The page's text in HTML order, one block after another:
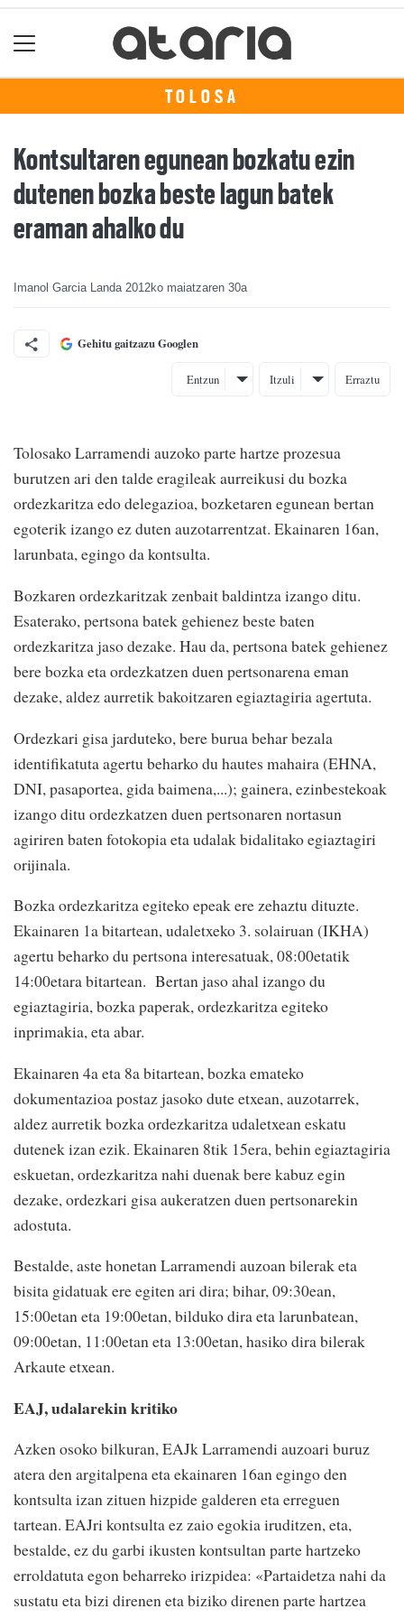
TOLOSA
Kontsultaren egunean bozkatu ezin
dutenen bozka beste lagun batek
eraman ahalko du
Imanol Garcia Landa 2012ko maiatzaren 30a
Gehitu gaitzazu Googlen
Entzun Itzuli Erraztu
Tolosako Larramendi auzoko parte hartze prozesua
burutzen ari den talde eragileak aurreikusi du bozka
ordezkaritza edo delegazioa, bozketaren egunean bertan
egoterik izango ez duten auzotarrentzat. Ekainaren 16an,
larunbata, egingo da kontsulta.
Bozkaren ordezkaritzak zenbait baldintza izango ditu.
Esaterako, pertsona batek gehienez beste baten
ordezkaritza jaso dezake. Hau da, pertsona batek gehienez
bere bozka eta ordezkatzen duen pertsonarena eman
dezake, aldez aurretik bakoitzaren egiaztagiria agertuta.
Ordezkari gisa jarduteko, bere burua behar bezala
identifikatuta agertu beharko du hautes mahaira (EHNA,
DNI, pasaportea, gida baimena,...); gainera, ezinbestekoak
izango ditu ordezkatzen duen pertsonaren nortasun
agiriren baten fotokopia eta udalak bidalitako egiaztagiri
orijinala.
Bozka ordezkaritza egiteko epeak ere zehaztu dituzte.
Ekainaren 1a bitartean, udaletxeko 3. solairuan (IKHA)
agertu beharko du pertsona interesatuak, 08:00etatik
14:00etara bitartean. Bertan jaso ahal izango du
egiaztagiria, bozka paperak, ordezkaritza egiteko
inprimakia, eta abar.
Ekainaren 4a eta 8a bitartean, bozka emateko
dokumentazioa postaz jasoko dute etxean, auzotarrek,
aldez aurretik bozka ordezkaritza udaletxean eskatu
dutenek izan ezik. Ekainaren 8tik 15era, behin egiaztagiria
eskuetan, ordezkaritza nahi duenak bere kabuz egin
dezake, ordezkari gisa aukeratzen duen pertsonarekin
adostuta.
Bestalde, aste honetan Larramendi auzoan bilerak eta
bisita gidatuak ere egiten ari dira; bihar, 09:30ean,
15:00etan eta 19:00etan, bilduko dira eta larunbatean,
09:00etan, 11:00etan eta 13:00etan, hasiko dira bilerak
Arkaute etxean.
EAJ, udalarekin kritiko
Azken osoko bilkuran, EAJk Larramendi auzoari buruz
atera den argitalpena eta ekainaren 16an egingo den
kontsulta izan zituen hizpide galderen eta erreguen
tartean. EAJri kontsulta ez zaio egokia iruditzen, eta,
bestalde, ez du garbi ikusten kontsultan parte hartzeko
erroldatuta egon beharreko irizpidea: «Partaidetza nahi da
sustatu eta bizi direnen eta biziko direnen parte hartzea